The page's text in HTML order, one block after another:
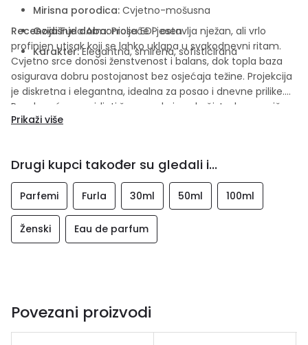
Mirisna porodica: Cvjetno-mošusna
Godišnje doba:Proljeće i jesen
Karakter:Elegantna, smirena, sofisticirana
RecenzijaFurla Armoniosa EDP ostavlja nježan, ali vrlo
profinjen utisak koji se lahko uklapa u svakodnevni ritam.
Cvjetno srce donosi ženstvenost i balans, dok topla baza
osigurava dobru postojanost bez osjećaja težine. Projekcija
je diskretna i elegantna, idealna za posao i dnevne prilike.
Posebno će se svidjeti ženama koje vole čiste, harmonične
i moderne parfeme. Furla Armoniosa je miris koji naglašava
Prikaži više
Drugi kupci također su gledali i...
Parfemi Furla 30ml 50ml 100ml
Ženski Eau de parfum
Povezani proizvodi